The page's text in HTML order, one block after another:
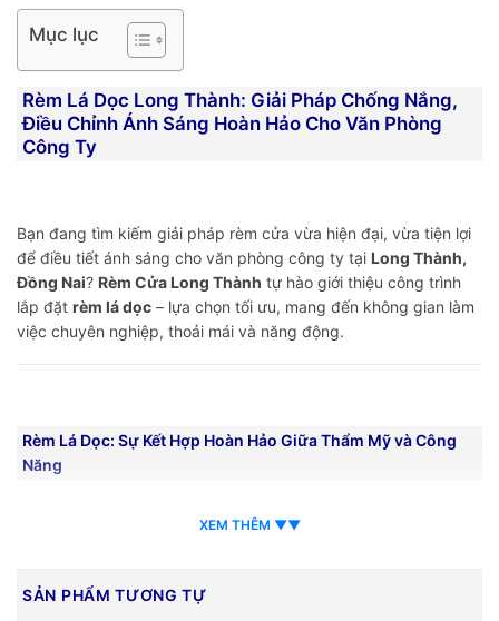
Mục lục
Rèm Lá Dọc Long Thành: Giải Pháp Chống Nắng,
Điều Chỉnh Ánh Sáng Hoàn Hảo Cho Văn Phòng
Công Ty
Bạn đang tìm kiếm giải pháp rèm cửa vừa hiện đại, vừa tiện lợi
để điều tiết ánh sáng cho văn phòng công ty tại Long Thành,
Đồng Nai? Rèm Cửa Long Thành tự hào giới thiệu công trình
lắp đặt rèm lá dọc – lựa chọn tối ưu, mang đến không gian làm
việc chuyên nghiệp, thoải mái và năng động.
Rèm Lá Dọc: Sự Kết Hợp Hoàn Hảo Giữa Thẩm Mỹ và Công
Năng
nhiều ưu điểm vượt trội:
XEM THÊM ▼▼
SẢN PHẨM TƯƠNG TỰ